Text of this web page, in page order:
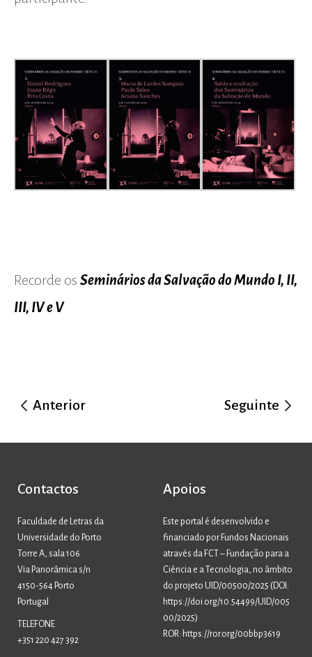
Recorde os Seminários da Salvação do Mundo I, II,
III, IV e V
Anterior Seguinte
Contactos
Faculdade de Letras da
Universidade do Porto
Torre A, sala 106
Via Panorâmica s/n
4150-564 Porto
Portugal
TELEFONE
+351 220 427 392
Apoios
Este portal é desenvolvido e
financiado por Fundos Nacionais
através da FCT – Fundação para a
Ciência e a Tecnologia, no âmbito
do projeto UID/00500/2025 ( DOI:
https://doi.org/10.54499/UID/005
00/2025)
ROR: https://ror.org/00bbp3619